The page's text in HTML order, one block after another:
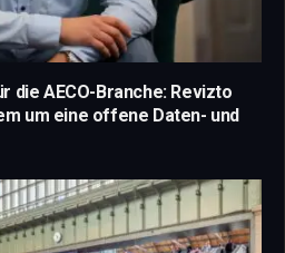
die AECO-Branche: Revizto
um eine offene Daten- und